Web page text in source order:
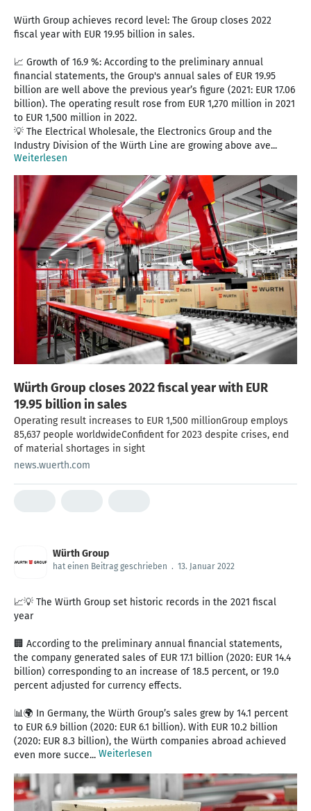
Würth Group achieves record level: The Group closes 2022
fiscal year with EUR 19.95 billion in sales.
📈 Growth of 16.9 %: According to the preliminary annual
financial statements, the Group's annual sales of EUR 19.95
billion are well above the previous year’s figure (2021: EUR 17.06
billion). The operating result rose from EUR 1,270 million in 2021
to EUR 1,500 million in 2022.
💡 The Electrical Wholesale, the Electronics Group and the
Industry Division of the Würth Line are growing above ave...
Weiterlesen
Würth Group closes 2022 fiscal year with EUR
19.95 billion in sales
Operating result increases to EUR 1,500 millionGroup employs
85,637 people worldwideConfident for 2023 despite crises, end
of material shortages in sight
news.wuerth.com
Würth Group
hat einen Beitrag geschrieben . 13. Januar 2022
📈💡 The Würth Group set historic records in the 2021 fiscal
year
🏢 According to the preliminary annual financial statements,
the company generated sales of EUR 17.1 billion (2020: EUR 14.4
billion) corresponding to an increase of 18.5 percent, or 19.0
percent adjusted for currency effects.
📊🌍 In Germany, the Würth Group’s sales grew by 14.1 percent
to EUR 6.9 billion (2020: EUR 6.1 billion). With EUR 10.2 billion
(2020: EUR 8.3 billion), the Würth companies abroad achieved
even more succe... Weiterlesen